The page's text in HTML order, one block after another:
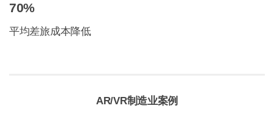
70%
平均差旅成本降低
AR/VR制造业案例